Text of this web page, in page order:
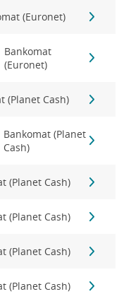
(Euronet)
Bankomat
(Euronet)
(Planet Cash)
Bankomat (Planet
Cash)
(Planet Cash)
(Planet Cash)
(Planet Cash)
(Planet Cash)